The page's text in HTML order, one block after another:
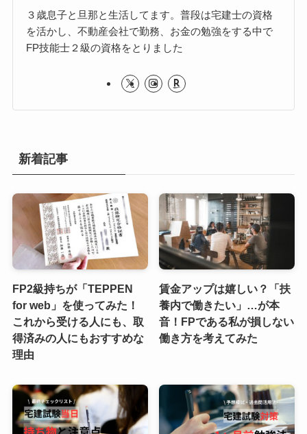
３歳息子と旦那と生活してます。普段は宅建士の資格
を活かし、不動産会社で勤務、お金の勉強をする中で
FP技能士２級の資格をとりました
新着記事
FP2級持ちが「TEPPEN
for web」を使ってみた！
これから受ける人にも、取
得済みの人にもおすすめな
理由
賃金アップは嬉しい？「扶
養内で働きたい」…が本
音！FPである私が損しない
働き方を考えてみた